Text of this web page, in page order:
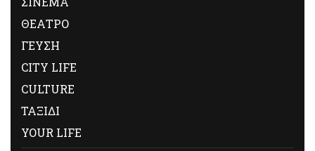
ΘΕΑΤΡΟ
ΓΕΥΣΗ
CITY LIFE
CULTURE
ΤΑΞΙΔΙ
YOUR LIFE